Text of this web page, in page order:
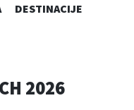
DESTINACIJE
2026